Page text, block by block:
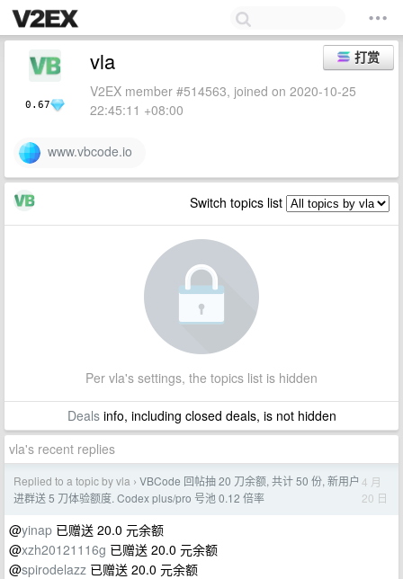
0.67
打赏
vla
V2EX member #514563, joined on 2020-10-25
22:45:11 +08:00
www.vbcode.io
Switch topics list
Per vla's settings, the topics list is hidden
Dealsinfo, including closed deals, is not hidden
vla's recent replies
Replied to a topic by vla › VBCode 回帖抽 20 刀余额, 共计 50 份, 新用户
进群送 5 刀体验额度. Codex plus/pro 号池 0.12 倍率
4 月
20 日
@yinap 已赠送 20.0 元余额
@xzh20121116g 已赠送 20.0 元余额
@spirodelazz 已赠送 20.0 元余额